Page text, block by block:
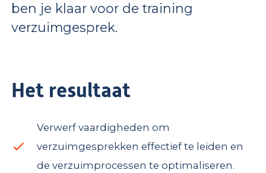
ben je klaar voor de training
verzuimgesprek.
Het resultaat
Verwerf vaardigheden om
verzuimgesprekken effectief te leiden en
de verzuimprocessen te optimaliseren.